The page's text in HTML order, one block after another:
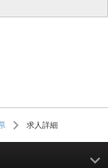
求人詳細